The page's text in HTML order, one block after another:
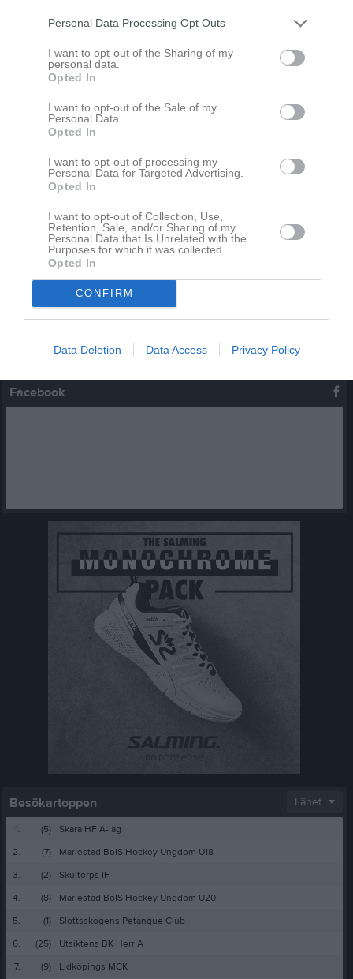
Personal Data Processing Opt Outs
I want to opt-out of the Sharing of my
personal data.
Opted In
I want to opt-out of the Sale of my
Personal Data.
Opted In
I want to opt-out of processing my
Personal Data for Targeted Advertising.
Opted In
I want to opt-out of Collection, Use,
Retention, Sale, and/or Sharing of my
Personal Data that Is Unrelated with the
Purposes for which it was collected.
Opted In
CONFIRM
Data Deletion Data Access Privacy Policy
Logga in och ladda upp ert första klipp
Senast uppdaterade album
Inget album finns skapat
På gång Kalender
Inga kommande aktiviteter
Kalenderöversikt
Facebook
Besökartoppen Länet
1. (5)
Skara HF A-lag
2.
(7)
Mariestad BoIS Hockey Ungdom U18
3.
(2)
Skultorps IF
4.
(8)
Mariestad BoIS Hockey Ungdom U20
5.
(1)
Slottsskogens Petanque Club
6.
(25)
Utsiktens BK Herr A
7.
(9) Lidköpings MCK